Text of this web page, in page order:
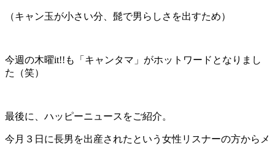
（キャン玉が小さい分、髭で男らしさを出すため）
今週の木曜it!!も「キャンタマ」がホットワードとなりまし
た（笑）
最後に、ハッピーニュースをご紹介。
今月３日に長男を出産されたという女性リスナーの方からメ